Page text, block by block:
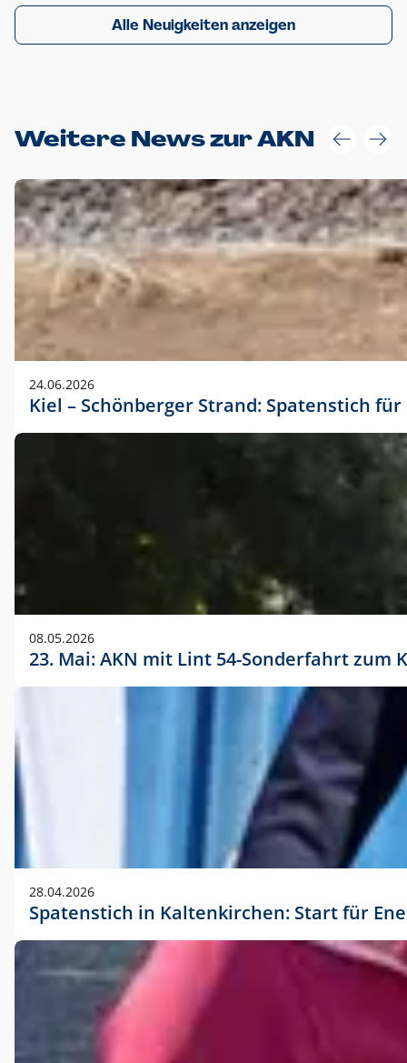
Alle Neuigkeiten anzeigen
Weitere News zur AKN
24.06.2026
Kiel – Schönberger Strand: Spatenstich
08.05.2026
23. Mai: AKN mit Lint 54-Sonderfahrt
28.04.2026
Spatenstich in Kaltenkirchen: Start für